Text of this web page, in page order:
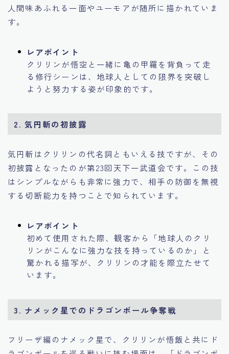
人間味あふれる一面やユーモアが随所に描かれていま
す。
レアポイント
クリリンが悟空と一緒に亀の甲羅を背負って走
る修行シーンは、地球人としての限界を突破し
ようと努力する姿が印象的です。
2. 気円斬の初披露
気円斬はクリリンの代名詞ともいえる技ですが、その
初披露となったのが第23回天下一武道会です。この技
はシンプルながらも非常に強力で、相手の防御を無視
する切断能力を持つことで知られています。
レアポイント
初めて使用された際、観客から「地球人のクリ
リンがこんなに強力な技を持っているのか」と
驚かれる描写が、クリリンの才能を際立たせて
います。
3. ナメック星でのドラゴンボール争奪戦
フリーザ編のナメック星で、クリリンが悟飯と共にド